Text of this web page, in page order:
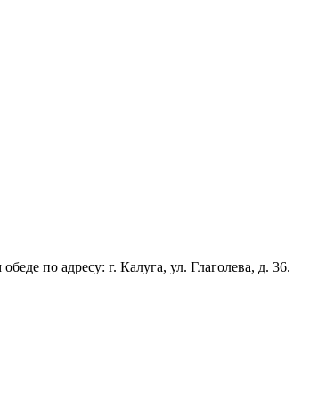
по адресу: г. Калуга, ул. Глаголева, д. 36.